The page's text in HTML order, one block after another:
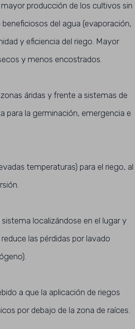
producción de los cultivos sin
del agua (evaporación,
y eficiencia del riego. Mayor
y menos encostrados.
áridas y frente a sistemas de
para la germinación, emergencia e
temperaturas) para el riego, al
localizándose en el lugar y
las pérdidas por lavado
a que la aplicación de riegos
por debajo de la zona de raíces.